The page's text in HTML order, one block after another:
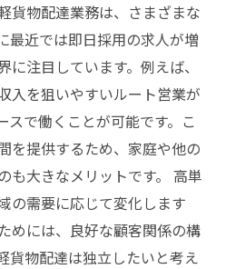
貨物配達業務は、さまざまな
最近では即日採用の求人が増
注目しています。例えば、
入を狙いやすいルート営業が
スで働くことが可能です。こ
を提供するため、家庭や他の
も大きなメリットです。 高単
の需要に応じて変化します
めには、良好な顧客関係の構
貨物配達は独立したいと考え